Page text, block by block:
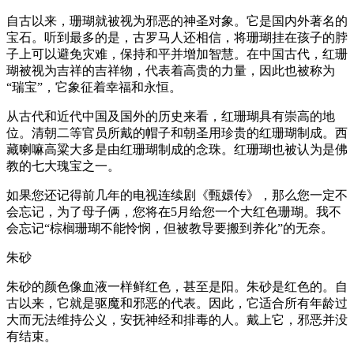
自古以来，珊瑚就被视为邪恶的神圣对象。它是国内外著名的
宝石。听到最多的是，古罗马人还相信，将珊瑚挂在孩子的脖
子上可以避免灾难，保持和平并增加智慧。在中国古代，红珊
瑚被视为吉祥的吉祥物，代表着高贵的力量，因此也被称为
“瑞宝”，它象征着幸福和永恒。
从古代和近代中国及国外的历史来看，红珊瑚具有崇高的地
位。清朝二等官员所戴的帽子和朝圣用珍贵的红珊瑚制成。西
藏喇嘛高粱大多是由红珊瑚制成的念珠。红珊瑚也被认为是佛
教的七大瑰宝之一。
如果您还记得前几年的电视连续剧《甄嬛传》，那么您一定不
会忘记，为了母子俩，您将在5月给您一个大红色珊瑚。我不
会忘记“棕榈珊瑚不能怜悯，但被教导要搬到养化”的无奈。
朱砂
朱砂的颜色像血液一样鲜红色，甚至是阳。朱砂是红色的。自
古以来，它就是驱魔和邪恶的代表。因此，它适合所有年龄过
大而无法维持公义，安抚神经和排毒的人。戴上它，邪恶并没
有结束。